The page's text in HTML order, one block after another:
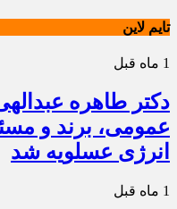
تایم لاین
1 ماه قبل
دکتر طاهره
عمومی، برند و
انرژی عسلویه شد
1 ماه قبل